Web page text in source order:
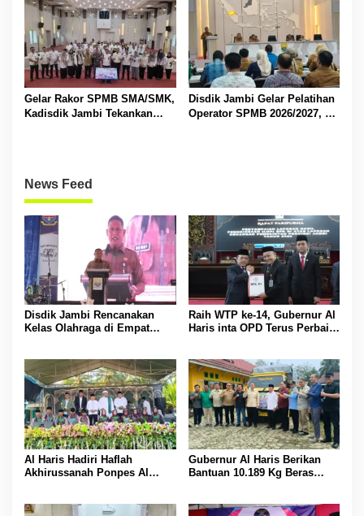
Gelar Rakor SPMB SMA/SMK,
Kadisdik Jambi Tekankan
Disdik Jambi Gelar Pelatihan
Operator SPMB 2026/2027, M
News Feed
Disdik Jambi Rencanakan
Kelas Olahraga di Empat
Raih WTP ke-14, Gubernur Al
Haris inta OPD Terus Perbaiki
Al Haris Hadiri Haflah
Akhirussanah Ponpes Al
Gubernur Al Haris Berikan
Bantuan 10.189 Kg Beras